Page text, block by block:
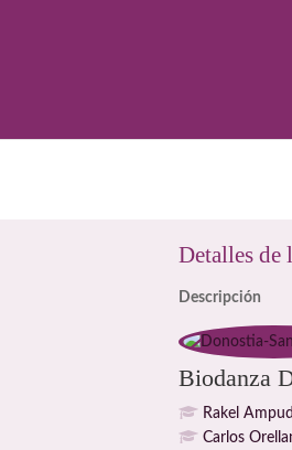
Detalles de
Descripción
Biodanza
Rakel
Carlos